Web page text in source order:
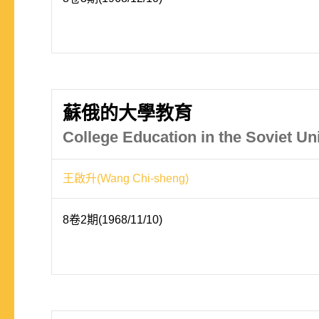
蘇俄的大學教育
College Education in the Soviet
王啟升(Wang Chi-sheng)
8卷2期(1968/11/10)